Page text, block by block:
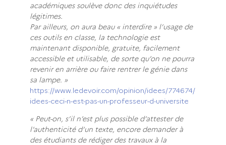
académiques soulève donc des inquiétudes
légitimes.
Par ailleurs, on aura beau « interdire » l’usage de
ces outils en classe, la technologie est
maintenant disponible, gratuite, facilement
accessible et utilisable, de sorte qu’on ne pourra
revenir en arrière ou faire rentrer le génie dans
sa lampe. »
https://www.ledevoir.com/opinion/idees/774674/
idees-ceci-n-est-pas-un-professeur-d-universite
« Peut-on, s’il n’est plus possible d’attester de
l’authenticité d’un texte, encore demander à
des étudiants de rédiger des travaux à la